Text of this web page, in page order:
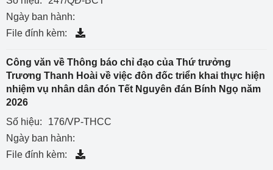
Ngày ban hành:
File đính kèm:
Công văn về Thông báo chỉ đạo của Thứ trưởng
Trương Thanh Hoài về việc đôn đốc triển khai thực hiện
nhiệm vụ nhân dân đón Tết Nguyên đán Bính Ngọ năm
2026
Số hiệu:
176/VP-THCC
Ngày ban hành:
File đính kèm: